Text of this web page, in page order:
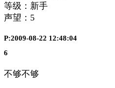
等级：新手
声望： 5
P:2009-08-22 12:48:04
6
不够不够